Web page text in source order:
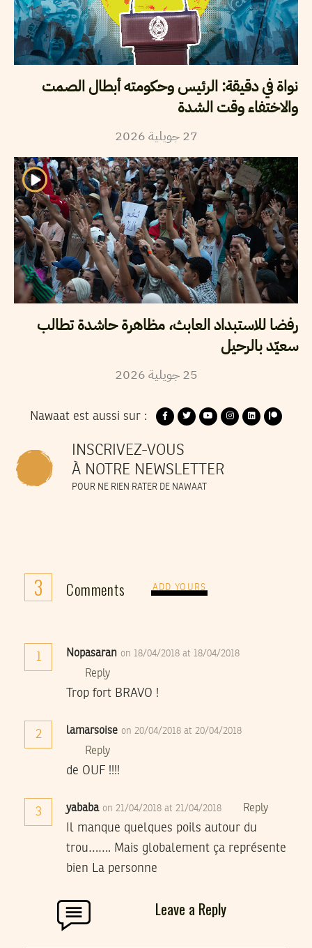
نواة في دقيقة: الرئيس وحكومته أبطال الصمت
والاختفاء وقت الشدة
27 جويلية2026
رفضا للاستبداد العابث، مظاهرة حاشدة تطالب
سعيّد بالرحيل
25 جويلية2026
Nawaat est aussi sur :
INSCRIVEZ-VOUS
À NOTRE NEWSLETTER
POUR NE RIEN RATER DE NAWAAT
3 Comments ADD YOURS
Nopasaran on 18/04/2018 at 18/04/2018
Reply
Trop fort BRAVO !
2 lamarsoise on 20/04/2018 at 20/04/2018
Reply
de OUF !!!!
3 yababa on 21/04/2018 at 21/04/2018 Reply
Il manque quelques poils autour du
trou……. Mais globalement ça représente
bien La personne
Leave a Reply